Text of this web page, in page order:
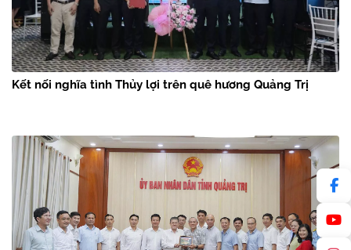
Kết nối nghĩa tình Thủy lợi trên quê hương Quảng Trị